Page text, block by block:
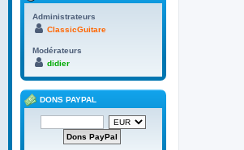
Administrateurs
ClassicGuitare
Modérateurs
didier
DONS PAYPAL